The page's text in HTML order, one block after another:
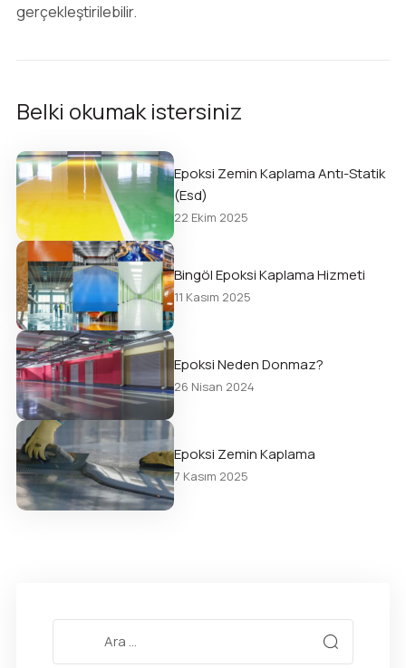
gerçekleştirilebilir.
Belki okumak istersiniz
Epoksi Zemin Kaplama Antı-Statik
(Esd)
22 Ekim 2025
Bingöl Epoksi Kaplama Hizmeti
11 Kasım 2025
Epoksi Neden Donmaz?
26 Nisan 2024
Epoksi Zemin Kaplama
7 Kasım 2025